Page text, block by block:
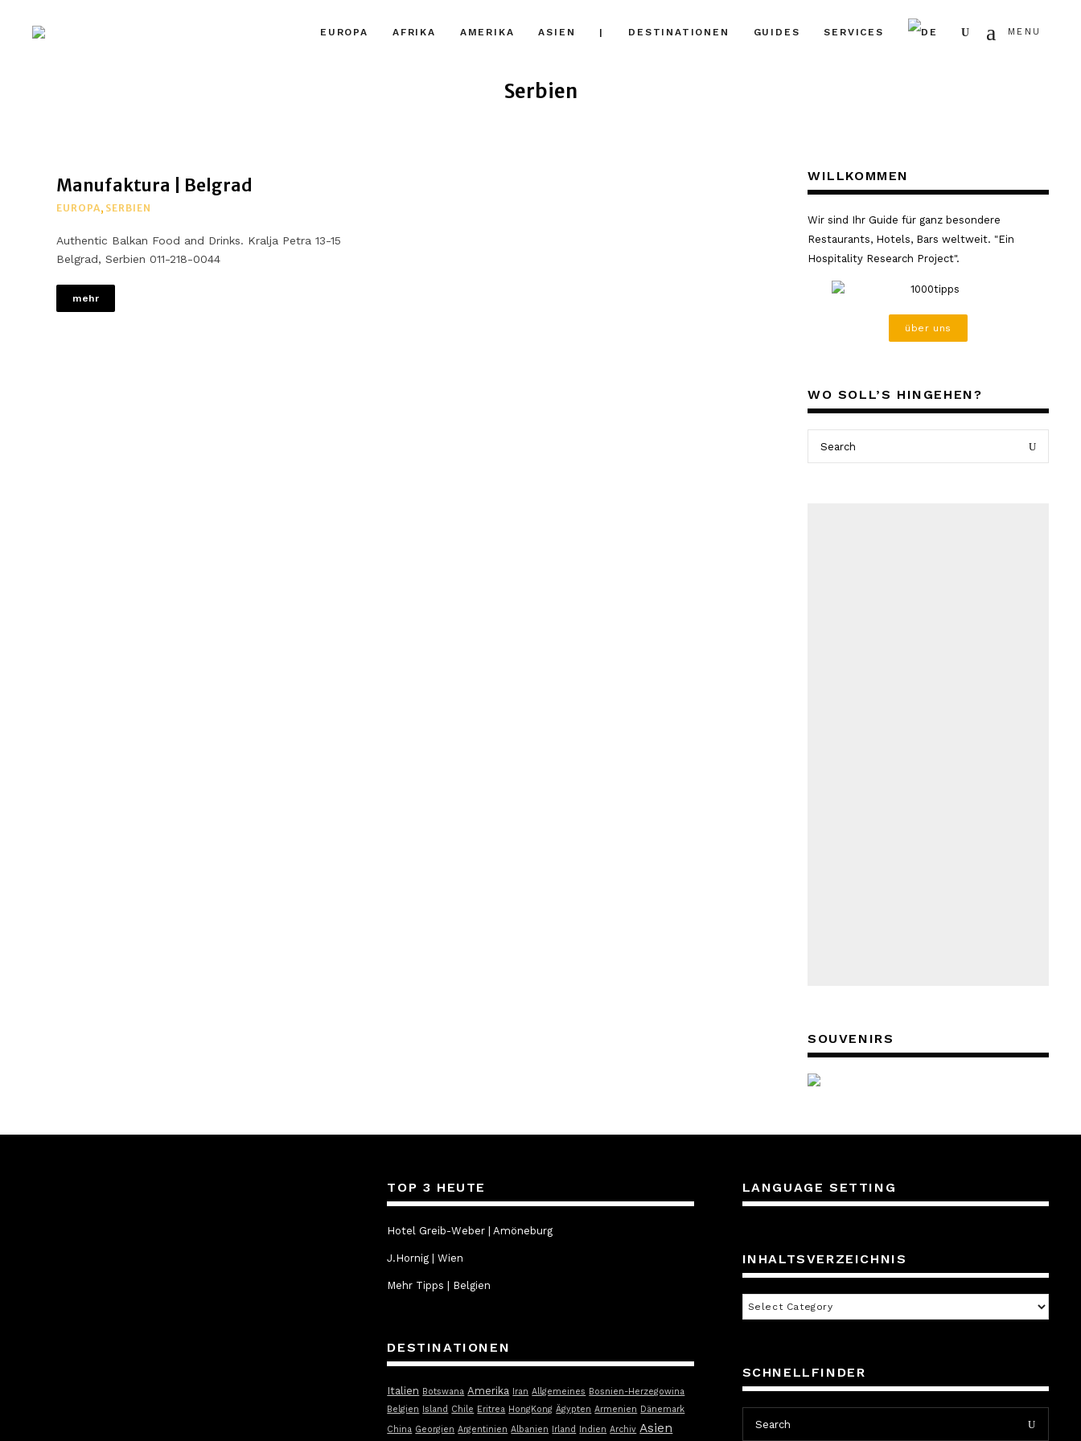
MENU
EUROPA AFRIKA AMERIKA ASIEN | DESTINATIONEN GUIDES SERVICES Search
Serbien
Manufaktura | Belgrad
EUROPA, SERBIEN
Authentic Balkan Food and Drinks. Kralja Petra 13-15
Belgrad, Serbien 011-218-0044
mehr
WILLKOMMEN
Wir sind Ihr Guide für ganz besondere
Restaurants, Hotels, Bars weltweit. "Ein
Hospitality Research Project".
über uns
WO SOLL’S HINGEHEN?
Search
SOUVENIRS
TOP 3 HEUTE
Hotel Greib-Weber | Amöneburg
J.Hornig | Wien
Mehr Tipps | Belgien
DESTINATIONEN
Italien Botswana Amerika Iran Allgemeines Bosnien-Herzegowina
Belgien Island Chile Eritrea HongKong Ägypten Armenien Dänemark
China Georgien Argentinien Albanien Irland Indien Archiv Asien
LANGUAGE SETTING
INHALTSVERZEICHNIS
Inhaltsverzeichnis
SCHNELLFINDER
Search